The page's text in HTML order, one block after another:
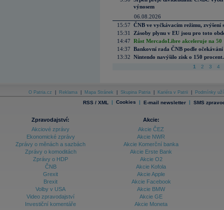
výnosem
06.08.2026
15:57 ČNB ve vyčkávacím režimu, zvýšení
15:31
Zásoby plynu v EU jsou pro toto
14:47 Růst MercadoLibre akceleruje na
14:37 Bankovní rada ČNB podle
13:32 Nintendo navýšilo zisk o 150
1 2 3 4
O Patria.cz Reklama Mapa Stránek Skupina Patria Kariéra v Patrii Podmínky
RSS / XML | Cookies | E-mail newsletter | SMS
Zpravodajství:
Akciové zprávy
Ekonomické zprávy
Zprávy o měnách a sazbách
Zprávy o komoditách
Zprávy o HDP
ČNB
Grexit
Brexit
Volby v USA
Video zpravodajství
Investiční komentáře
Akcie:
Akcie ČEZ
Akcie NWR
Akcie Komerční banka
Akcie Erste Bank
Akcie O2
Akcie Kofola
Akcie Apple
Akcie Facebook
Akcie BMW
Akcie GE
Akcie Moneta